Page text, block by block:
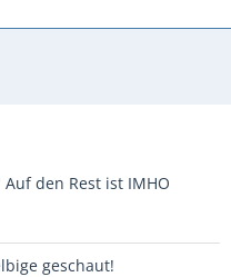
den Rest ist IMHO
geschaut!